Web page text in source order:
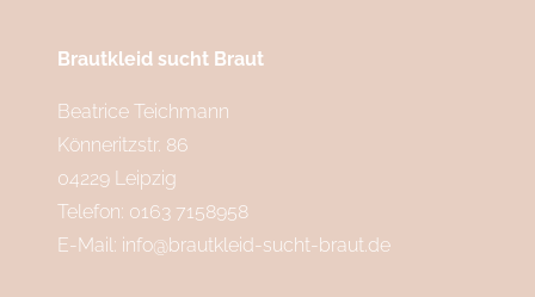
Brautkleid sucht Braut
Beatrice Teichmann
Könneritzstr. 86
04229 Leipzig
Telefon: 0163 7158958
E-Mail: info@brautkleid-sucht-braut.de